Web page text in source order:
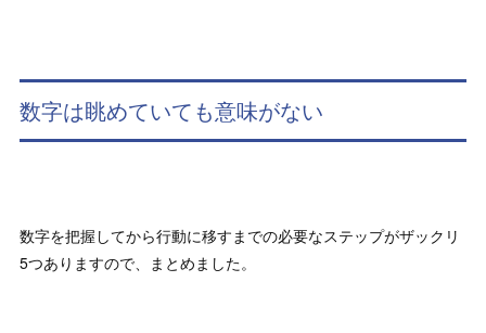
数字は眺めていても意味がない
数字を把握してから行動に移すまでの必要なステップがザックリ
5つありますので、まとめました。